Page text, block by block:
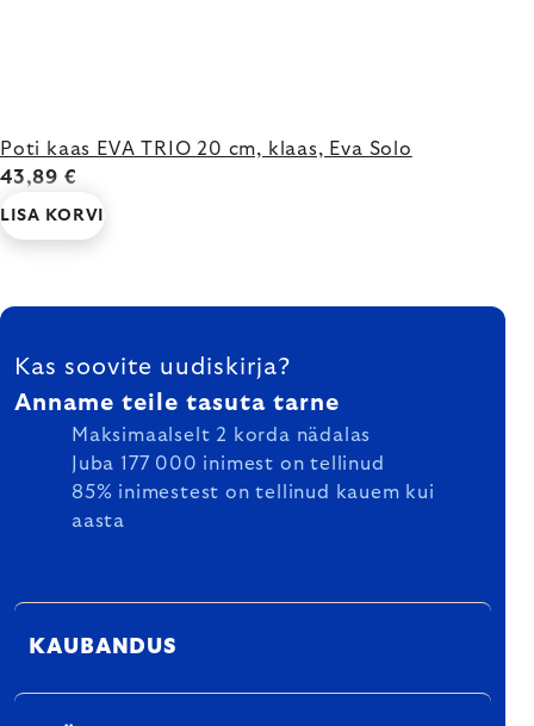
Poti kaas EVA TRIO 20 cm, klaas, Eva Solo
43,89 €
LISA KORVI
FOOTER
Kas soovite uudiskirja?
Anname teile tasuta tarne
Maksimaalselt 2 korda nädalas
Juba 177 000 inimest on tellinud
85% inimestest on tellinud kauem kui
aasta
KAUBANDUS